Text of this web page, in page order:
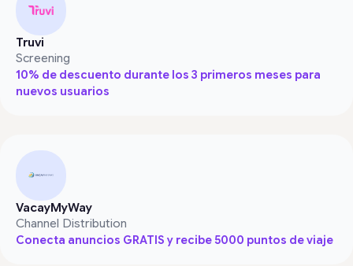
Truvi
Screening
10% de descuento durante los 3 primeros meses para
nuevos usuarios
VacayMyWay
Channel Distribution
Conecta anuncios GRATIS y recibe 5000 puntos de viaje